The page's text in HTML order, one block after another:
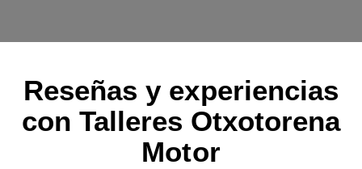
Reseñas y experiencias
con Talleres Otxotorena
Motor